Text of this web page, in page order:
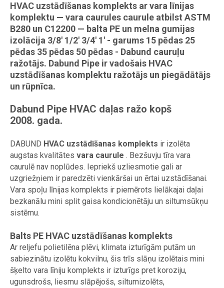
HVAC uzstādīšanas komplekts ar vara līnijas
komplektu — vara caurules caurule atbilst ASTM
B280 un C12200 — balta PE un melna gumijas
izolācija 3/8' 1/2' 3/4' 1' - garums 15 pēdas 25
pēdas 35 pēdas 50 pēdas - Dabund cauruļu
ražotājs. Dabund Pipe ir vadošais HVAC
uzstādīšanas komplektu ražotājs un piegādātājs
un rūpnīca.
Dabund Pipe HVAC daļas ražo kopš
2008. gada.
DABUND HVAC uzstādīšanas komplekts ir izolēta
augstas kvalitātes vara caurule . Bezšuvju tīra vara
caurulē nav noplūdes. Iepriekš uzliesmotie gali ar
uzgriežņiem ir paredzēti vienkāršai un ērtai uzstādīšanai.
Vara spoļu līnijas komplekts ir piemērots lielākajai daļai
bezkanālu mini split gaisa kondicionētāju un siltumsūkņu
sistēmu.
Balts PE HVAC uzstādīšanas komplekts
Ar reljefu polietilēna plēvi, klimata izturīgām putām un
sabiezinātu izolētu kokvilnu, šis trīs slāņu izolētais mini
šķelto vara līniju komplekts ir izturīgs pret koroziju,
ugunsdrošs, liesmu slāpējošs, siltumizolēts,